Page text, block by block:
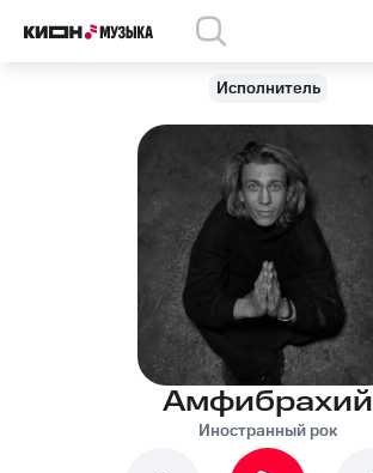
Исполнитель
Амфибрахий
Иностранный рок